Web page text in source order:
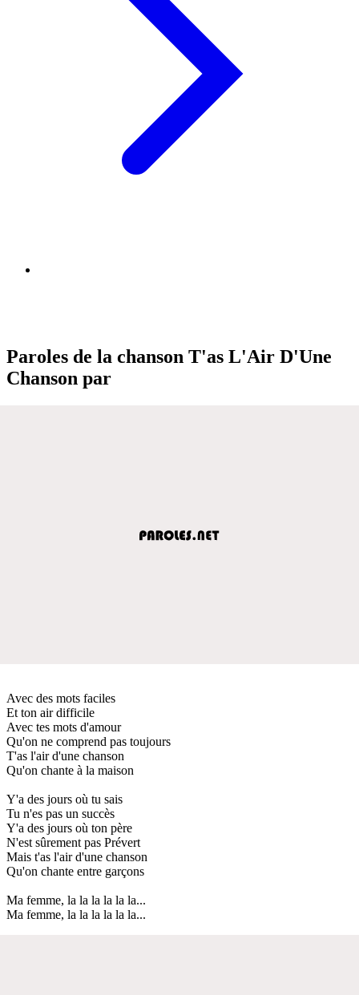
Paroles de la chanson T'as L'Air D'Une
Chanson par
Avec des mots faciles
Et ton air difficile
Avec tes mots d'amour
Qu'on ne comprend pas toujours
T'as l'air d'une chanson
Qu'on chante à la maison
Y'a des jours où tu sais
Tu n'es pas un succès
Y'a des jours où ton père
N'est sûrement pas Prévert
Mais t'as l'air d'une chanson
Qu'on chante entre garçons
Ma femme, la la la la la la...
Ma femme, la la la la la la...